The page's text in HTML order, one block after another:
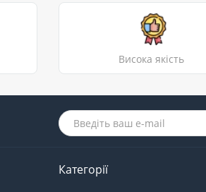
Висока якість
Категорії